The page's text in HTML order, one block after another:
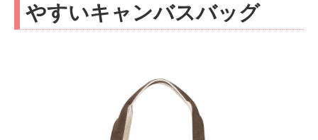
やすいキャンバスバッグ